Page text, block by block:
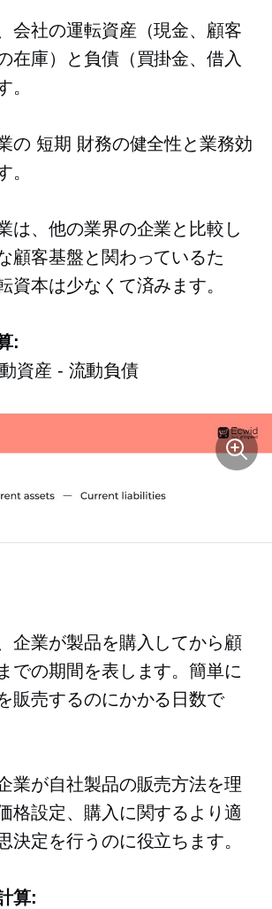
会社の運転資産（現金、顧客
在庫）と負債（買掛金、借入
。
の 短期 財務の健全性と業務効
。
は、他の業界の企業と比較し
顧客基盤と関わっているた
資本は少なくて済みます。
:
資産 - 流動負債
企業が製品を購入してから顧
での期間を表します。簡単に
販売するのにかかる日数で
業が自社製品の販売方法を理
格設定、購入に関するより適
決定を行うのに役立ちます。
算: